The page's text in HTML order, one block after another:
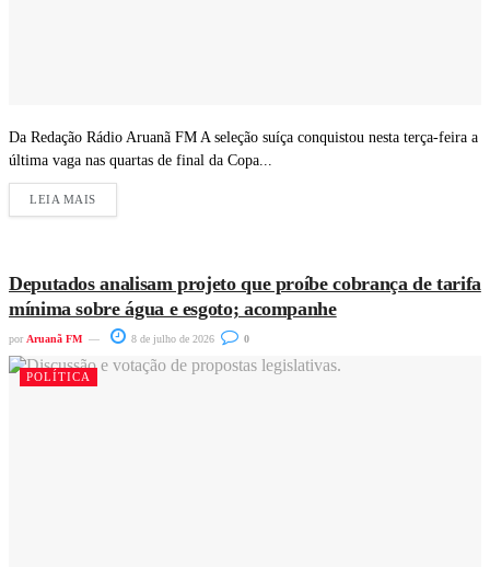
Da Redação Rádio Aruanã FM A seleção suíça conquistou nesta terça-feira a
última vaga nas quartas de final da Copa...
LEIA MAIS
Deputados analisam projeto que proíbe cobrança de tarifa
mínima sobre água e esgoto; acompanhe
por Aruanã FM 8 de julho de 2026 0
POLÍTICA